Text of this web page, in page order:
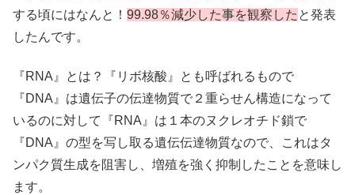
する頃にはなんと！ 99.98％減少した事を観察した と発表
したんです。
『RNA』とは？『リボ核酸』とも呼ばれるもので
『DNA』は遺伝子の伝達物質で２重らせん構造になって
いるのに対して『RNA』は１本のヌクレオチド鎖で
『DNA』の型を写し取る遺伝伝達物質なので、これはタ
ンパク質生成を阻害し、増殖を強く抑制したことを意味し
ます。